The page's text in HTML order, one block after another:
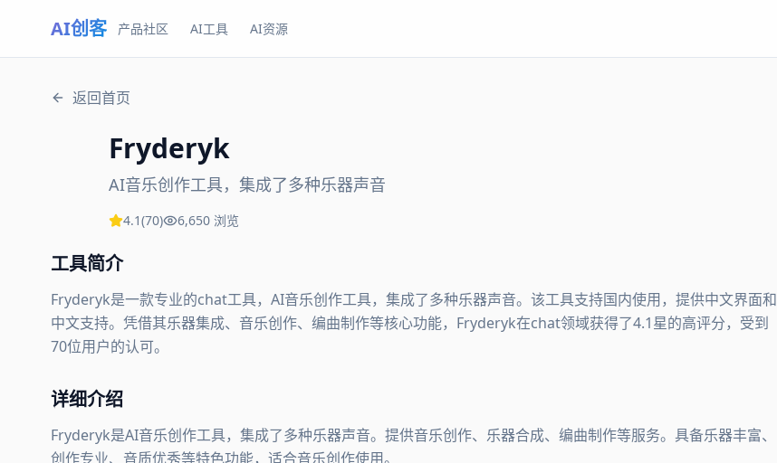
AI创客 产品社区 AI工具 AI资源
返回首页
Fryderyk
AI音乐创作工具，集成了多种乐器声音
4.1(70) 6,650 浏览
工具简介
Fryderyk是一款专业的chat工具，AI音乐创作工具，集成了多种乐器声音。该工具支持国内使用，提供中文界面和
中文支持。凭借其乐器集成、音乐创作、编曲制作等核心功能，Fryderyk在chat领域获得了4.1星的高评分，受到
70位用户的认可。
详细介绍
Fryderyk是AI音乐创作工具，集成了多种乐器声音。提供音乐创作、乐器合成、编曲制作等服务。具备乐器丰富、
创作专业、音质优秀等特色功能，适合音乐创作使用。